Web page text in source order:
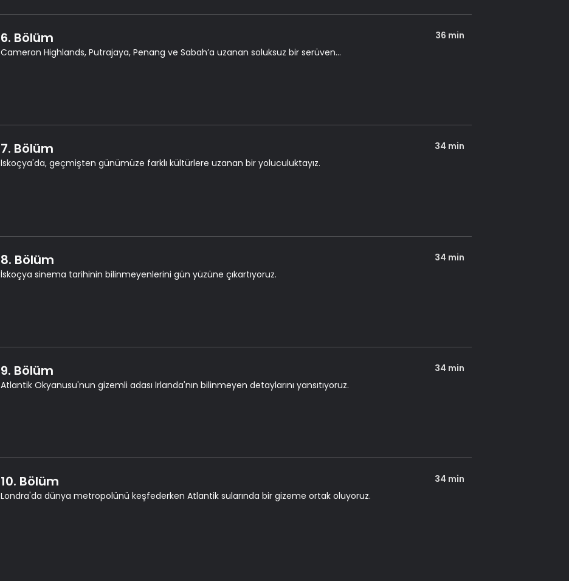
6. Bölüm
36 min
Cameron Highlands, Putrajaya, Penang ve Sabahʼa uzanan soluksuz bir serüven...
7. Bölüm
34 min
İskoçya'da, geçmişten günümüze farklı kültürlere uzanan bir yoluculuktayız.
8. Bölüm
34 min
İskoçya sinema tarihinin bilinmeyenlerini gün yüzüne çıkartıyoruz.
9. Bölüm
34 min
Atlantik Okyanusu'nun gizemli adası İrlanda'nın bilinmeyen detaylarını yansıtıyoruz.
10. Bölüm
34 min
Londra'da dünya metropolünü keşfederken Atlantik sularında bir gizeme ortak oluyoruz.